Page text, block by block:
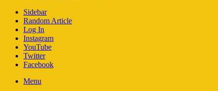
Sidebar
Random Article
Log In
Instagram
YouTube
Twitter
Facebook
Menu